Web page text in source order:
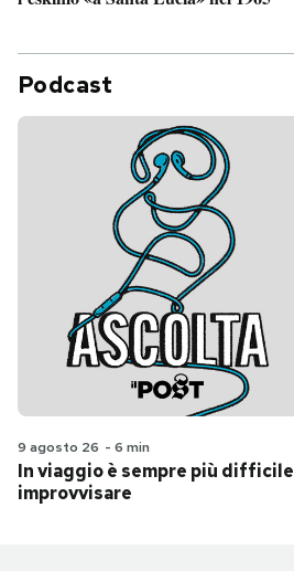
Podcast
9 agosto 26 - 6 min
In viaggio è sempre più difficile
improvvisare